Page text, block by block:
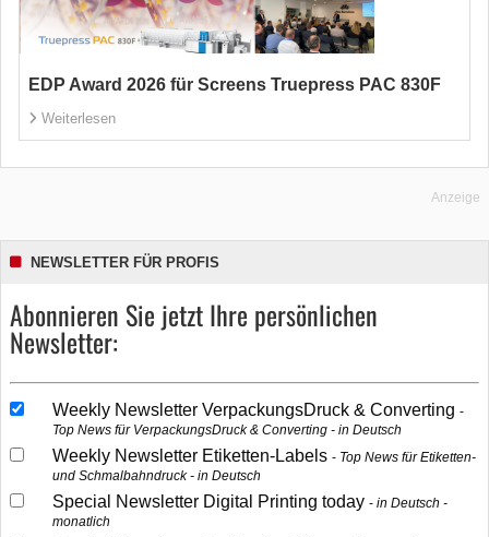
EDP Award 2026 für Screens Truepress PAC 830F
Weiterlesen
Anzeige
NEWSLETTER FÜR PROFIS
Abonnieren Sie jetzt Ihre persönlichen
Newsletter:
Weekly Newsletter VerpackungsDruck & Converting
Top News für VerpackungsDruck & Converting - in Deutsch
Weekly Newsletter Etiketten-Labels
Top News für Etiketten-
und Schmalbahndruck - in Deutsch
Special Newsletter Digital Printing today
in Deutsch -
monatlich